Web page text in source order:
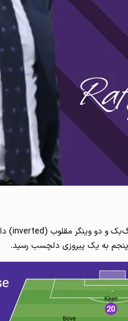
پنجم به یک پیروزی دلچسب رسید.